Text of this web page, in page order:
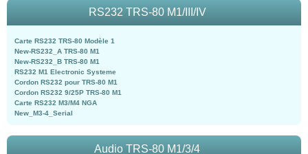
RS232 TRS-80 M1/III/IV
Carte RS232 TRS-80 Modèle 1
New-RS232_A TRS-80 M1
New-RS232_B TRS-80 M1
RS232 M1 Electronic Systeme
Cordon RS232 pour TRS-80 M1
Cordon RS232 9/25P TRS-80 M1
Carte RS232 M3/M4 NGA
New_M3-4_Serial
Audio TRS-80 M1/3/4